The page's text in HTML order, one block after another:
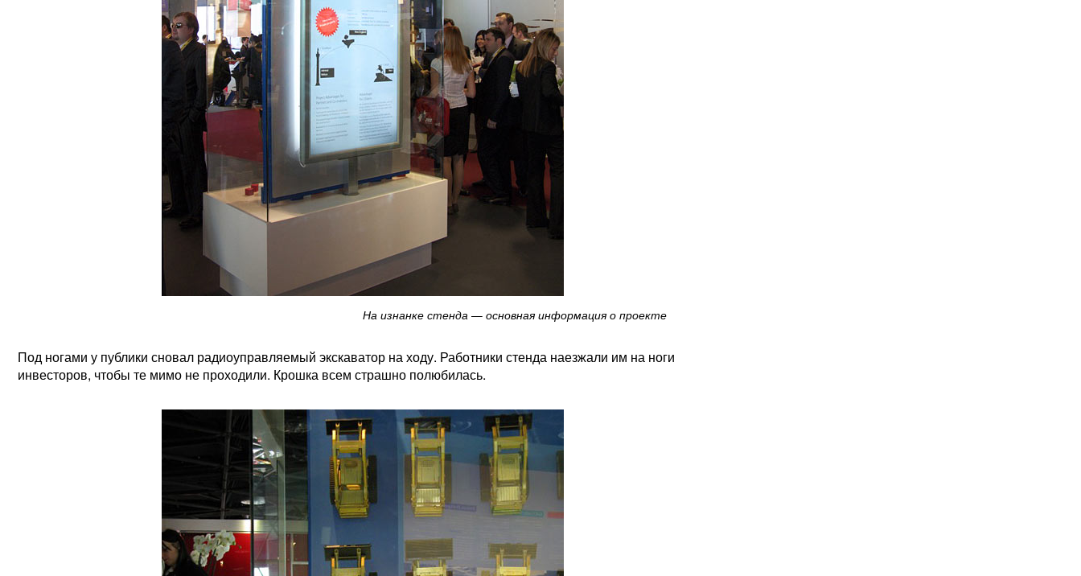
На изнанке стенда — основная информация о проекте
Под ногами у публики сновал радиоуправляемый экскаватор на ходу. Работники стенда наезжали им на ноги
инвесторов, чтобы те мимо не проходили. Крошка всем страшно полюбилась.